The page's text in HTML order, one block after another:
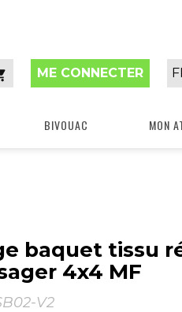
ME CONNECTER
:
BIVOUAC MON
baquet tissu
4x4 MF
V2